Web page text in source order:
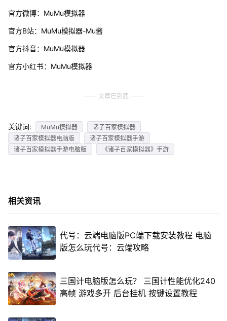
官方微博：MuMu模拟器
官方B站：MuMu模拟器-Mu酱
官方抖音：MuMu模拟器
官方小红书：MuMu模拟器
文章已到底
关键词: MuMu模拟器
诸子百家模拟器
诸子百家模拟器电脑版
诸子百家模拟器手游
诸子百家模拟器手游电脑版
《诸子百家模拟器》手游
相关资讯
代号：云端电脑版PC端下载安装教程 电脑
版怎么玩代号：云端攻略
三国计电脑版怎么玩？ 三国计性能优化240
高帧 游戏多开 后台挂机 按键设置教程